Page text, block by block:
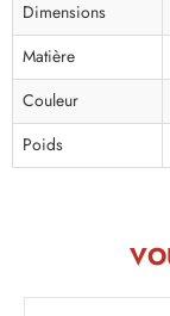
Dimensions
Matière
Couleur
Poids